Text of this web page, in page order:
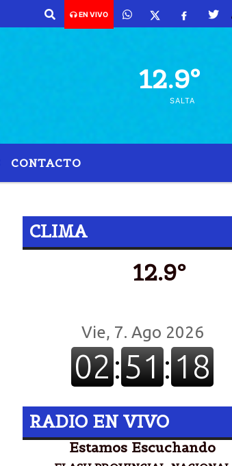
EN VIVO
12.9º
SALTA
CONTACTO
CLIMA
12.9º
RADIO EN VIVO
Estamos Escuchando